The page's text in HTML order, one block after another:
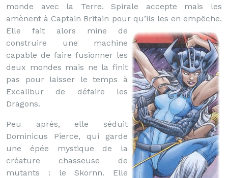
monde avec la Terre. Spirale accepte mais les
amènent à Captain Britain pour qu’ils les en empêche.
Elle fait alors mine de
construire une machine
capable de faire fusionner les
deux mondes mais ne la finit
pas pour laisser le temps à
Excalibur de défaire les
Dragons.
Peu après, elle séduit
Dominicus Pierce, qui garde
une épée mystique de la
créature chasseuse de
mutants : le Skornn. Elle